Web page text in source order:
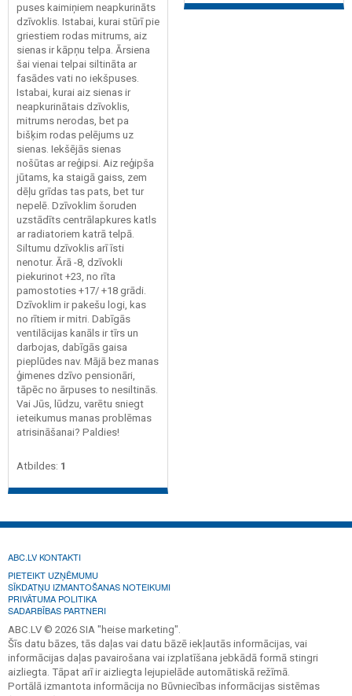
puses kaimiņiem neapkurināts
dzīvoklis. Istabai, kurai stūrī pie
griestiem rodas mitrums, aiz
sienas ir kāpņu telpa. Ārsiena
šai vienai telpai siltināta ar
fasādes vati no iekšpuses.
Istabai, kurai aiz sienas ir
neapkurinātais dzīvoklis,
mitrums nerodas, bet pa
bišķim rodas pelējums uz
sienas. Iekšējās sienas
nošūtas ar reģipsi. Aiz reģipša
jūtams, ka staigā gaiss, zem
dēļu grīdas tas pats, bet tur
nepelē. Dzīvoklim šoruden
uzstādīts centrālapkures katls
ar radiatoriem katrā telpā.
Siltumu dzīvoklis arī īsti
nenotur. Ārā -8, dzīvokli
piekurinot +23, no rīta
pamostoties +17/ +18 grādi.
Dzīvoklim ir pakešu logi, kas
no rītiem ir mitri. Dabīgās
ventilācijas kanāls ir tīrs un
darbojas, dabīgās gaisa
pieplūdes nav. Mājā bez manas
ģimenes dzīvo pensionāri,
tāpēc no ārpuses to nesiltinās.
Vai Jūs, lūdzu, varētu sniegt
ieteikumus manas problēmas
atrisināšanai? Paldies!
Atbildes: 1
ABC.LV KONTAKTI
PIETEIKT UZŅĒMUMU
SĪKDATŅU IZMANTOŠANAS NOTEIKUMI
PRIVĀTUMA POLITIKA
SADARBĪBAS PARTNERI
ABC.LV © 2026 SIA "heise marketing".
Šīs datu bāzes, tās daļas vai datu bāzē iekļautās informācijas, vai
informācijas daļas pavairošana vai izplatīšana jebkādā formā stingri
aizliegta. Tāpat arī ir aizliegta lejupielāde automātiskā režīmā.
Portālā izmantota informācija no Būvniecības informācijas sistēmas